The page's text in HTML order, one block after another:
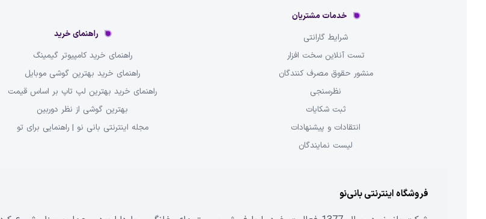
خدمات مشتریان
شرایط گارانتی
تست آنلاین سخت افزار
منشور حقوق مصرف کنندگان
نظرسنجی
ثبت شکایات
انتقادات و پیشنهادات
لیست نمایندگان
راهنمای خرید
راهنمای خرید کامپیوتر گیمینگ
راهنمای خرید بهترین گوشی موبایل
راهنمای خرید بهترین لپ تاپ بر اساس قیمت
بهترین گوشی از نظر دوربین
مجله اینترنتی بانی نو | راهنمایی برای تو
فروشگاه اینترنتی بانی‌نو